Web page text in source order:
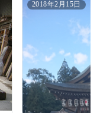
2018年2月15日